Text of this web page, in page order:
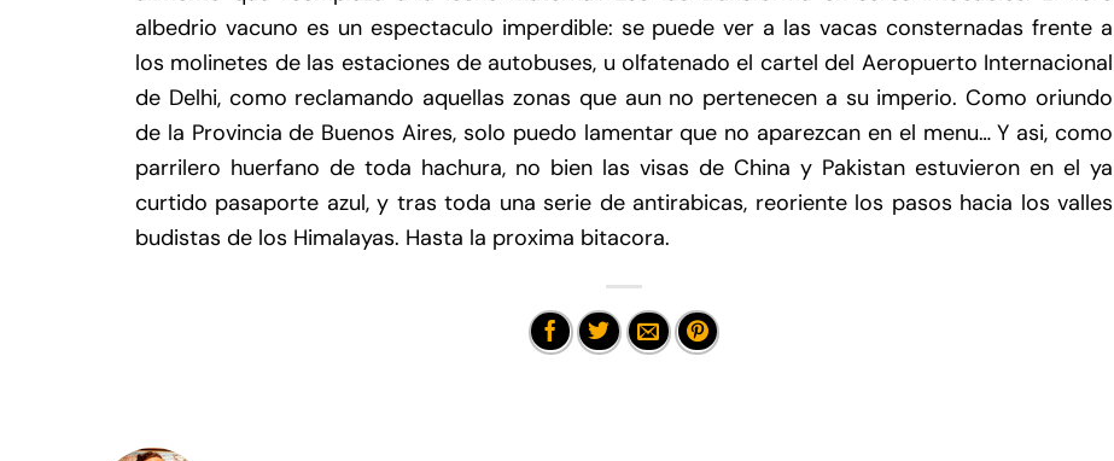
albedrio vacuno es un espectaculo imperdible: se puede ver a las vacas consternadas frente a
los molinetes de las estaciones de autobuses, u olfatenado el cartel del Aeropuerto Internacional
de Delhi, como reclamando aquellas zonas que aun no pertenecen a su imperio. Como oriundo
de la Provincia de Buenos Aires, solo puedo lamentar que no aparezcan en el menu… Y asi, como
parrilero huerfano de toda hachura, no bien las visas de China y Pakistan estuvieron en el ya
curtido pasaporte azul, y tras toda una serie de antirabicas, reoriente los pasos hacia los valles
budistas de los Himalayas. Hasta la proxima bitacora.